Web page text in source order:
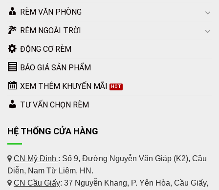
RÈM VĂN PHÒNG
RÈM NGOÀI TRỜI
ĐỘNG CƠ RÈM
BÁO GIÁ SẢN PHẨM
XEM THÊM KHUYẾN MÃI
TƯ VẤN CHỌN RÈM
HỆ THỐNG CỬA HÀNG
CN Mỹ Đình : Số 9, Đường Nguyễn Văn Giáp (K2), Cầu
Diễn, Nam Từ Liêm, HN.
CN Cầu Giấy: 37 Nguyễn Khang, P. Yên Hòa, Cầu Giấy,